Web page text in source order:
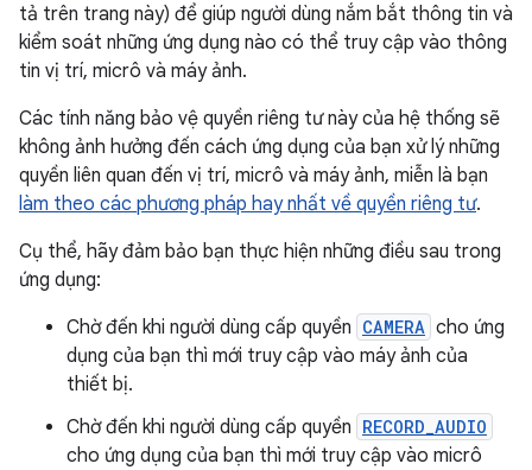
tả trên trang này) để giúp người dùng nắm bắt thông tin và
kiểm soát những ứng dụng nào có thể truy cập vào thông
tin vị trí, micrô và máy ảnh.
Các tính năng bảo vệ quyền riêng tư này của hệ thống sẽ
không ảnh hưởng đến cách ứng dụng của bạn xử lý những
quyền liên quan đến vị trí, micrô và máy ảnh, miễn là bạn
làm theo các phương pháp hay nhất về quyền riêng tư.
Cụ thể, hãy đảm bảo bạn thực hiện những điều sau trong
ứng dụng:
Chờ đến khi người dùng cấp quyền CAMERA cho ứng
dụng của bạn thì mới truy cập vào máy ảnh của
thiết bị.
Chờ đến khi người dùng cấp quyền RECORD_AUDIO
cho ứng dụng của bạn thì mới truy cập vào micrô